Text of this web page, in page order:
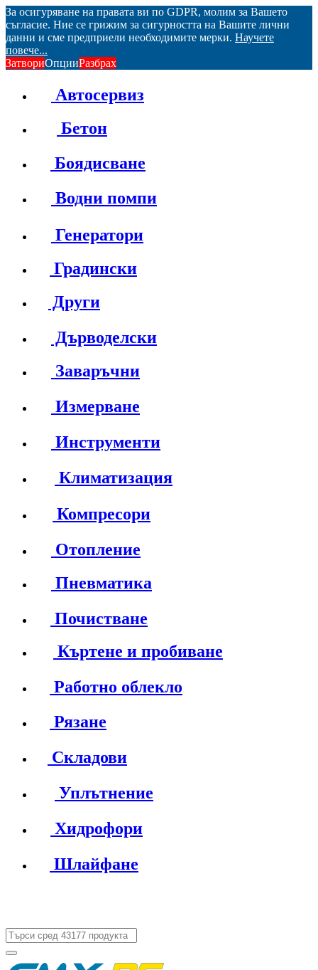
За осигуряване на правата ви по GDPR, молим за Вашето
съгласие. Ние се грижим за сигурността на Вашите лични
данни и сме предприели необходимите мерки. Научете
повече...
ЗатвориОпцииРазбрах
Автосервиз
Бетон
Боядисване
Водни помпи
Генератори
Градински
Други
Дърводелски
Заваръчни
Измерване
Инструменти
Климатизация
Компресори
Отопление
Пневматика
Почистване
Къртене и пробиване
Работно облекло
Рязане
Складови
Уплътнение
Хидрофори
Шлайфане